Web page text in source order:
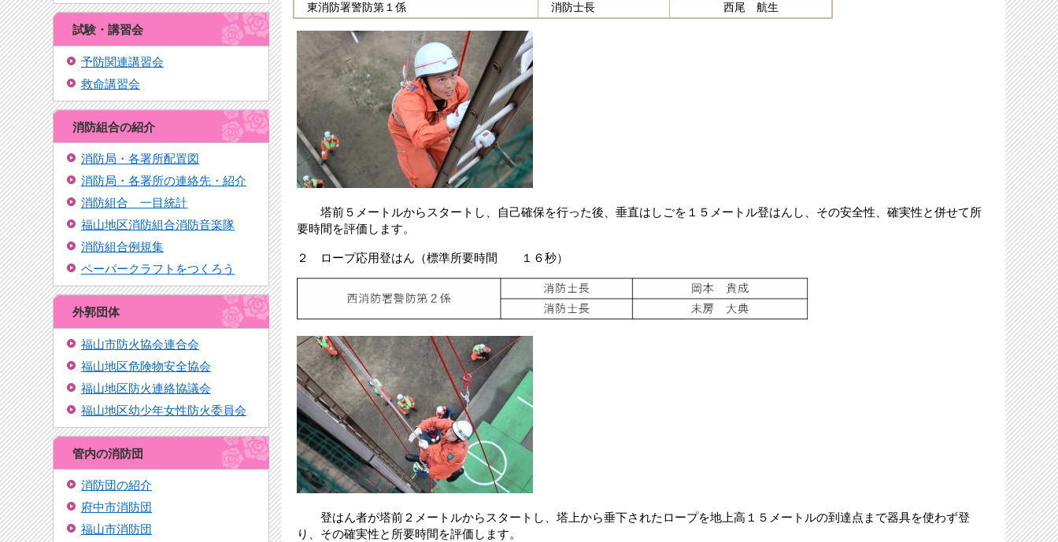
試験・講習会
予防関連講習会
救命講習会
消防組合の紹介
消防局・各署所配置図
消防局・各署所の連絡先・紹介
消防組合 一目統計
福山地区消防組合消防音楽隊
消防組合例規集
ペーパークラフトをつくろう
外郭団体
福山市防火協会連合会
福山地区危険物安全協会
福山地区防火連絡協議会
福山地区幼少年女性防火委員会
管内の消防団
消防団の紹介
府中市消防団
福山市消防団
東消防署警防第１係 消防士長 西尾 航生
塔前５メートルからスタートし、自己確保を行った後、垂直はしごを１５メートル登はんし、その安全性、確実性と併せて所
要時間を評価します。
２ ロープ応用登はん（標準所要時間 １６秒）
登はん者が塔前２メートルからスタートし、塔上から垂下されたロープを地上高１５メートルの到達点まで器具を使わず登
り、その確実性と所要時間を評価します。